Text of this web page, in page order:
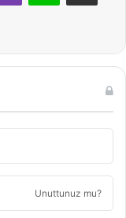
Unuttunuz mu?